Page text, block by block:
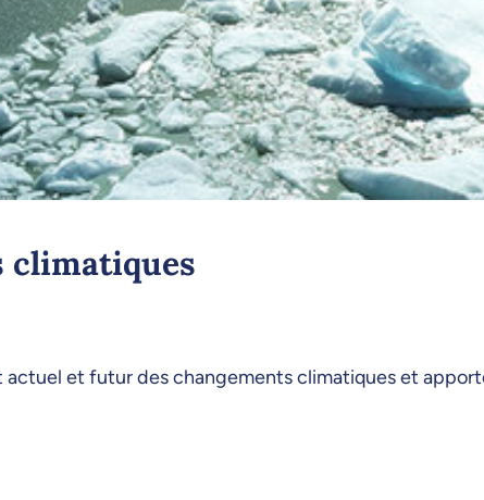
climatiques
actuel et futur des changements climatiques et